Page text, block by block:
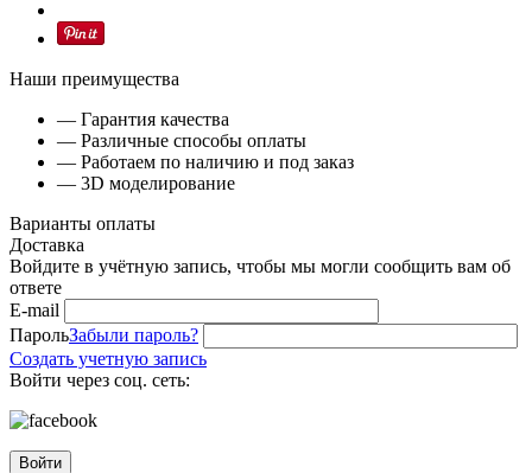
Наши преимущества
— Гарантия качества
— Различные способы оплаты
— Работаем по наличию и под заказ
— 3D моделирование
Варианты оплаты
Доставка
Войдите в учётную запись, чтобы мы могли сообщить вам об
ответе
E-mail
ПарольЗабыли пароль?
Создать учетную запись
Войти через соц. сеть:
Войти